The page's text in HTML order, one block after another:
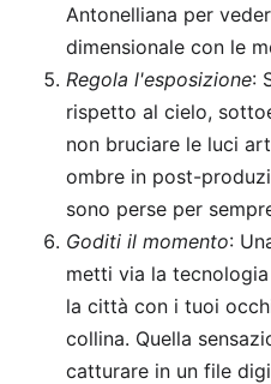
Antonelliana per
dimensionale con le
Regola l'esposizione:
rispetto al cielo,
non bruciare le luci
ombre in post-
sono perse per
Goditi il momento:
metti via la
la città con i tuoi
collina. Quella
catturare in un file